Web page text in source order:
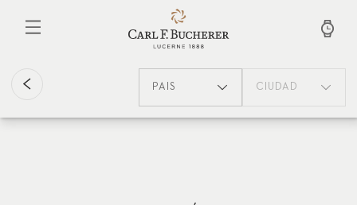
contenido
PAÍS CIUDAD